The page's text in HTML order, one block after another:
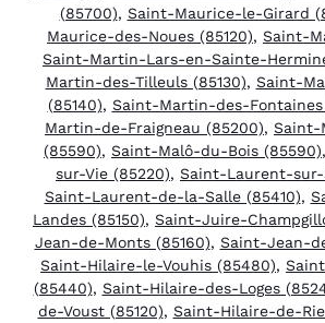
(85700), Saint-Maurice-le-Girard
Maurice-des-Noues (85120), Saint-
Saint-Martin-Lars-en-Sainte-
Martin-des-Tilleuls (85130), Saint-
(85140), Saint-Martin-des-Fontaines
Martin-de-Fraigneau (85200), Saint-
(85590), Saint-Malô-du-Bois (85590),
sur-Vie (85220), Saint-Laurent-sur-
Saint-Laurent-de-la-Salle (85410),
Landes (85150), Saint-Juire-
Jean-de-Monts (85160), Saint-Jean-
Saint-Hilaire-le-Vouhis (85480),
(85440), Saint-Hilaire-des-Loges
de-Voust (85120), Saint-Hilaire-de-